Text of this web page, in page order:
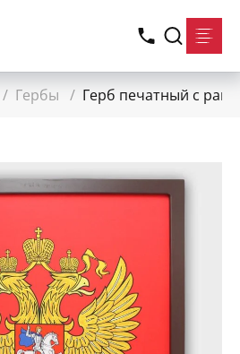
/ Гербы / Герб печатный с